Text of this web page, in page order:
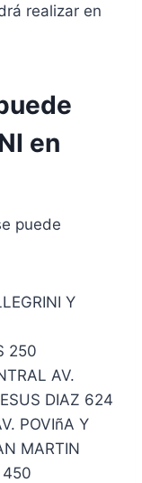
realizar en
en
puede
Y
250
AV.
DIAZ 624
POVIñA Y
MARTIN
450